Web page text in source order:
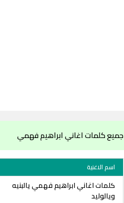
جميع كلمات اغاني ابراهيم فهمي
اسم الاغنية
كلمات اغاني ابراهيم فهمي يالبنيه
ويالوليد